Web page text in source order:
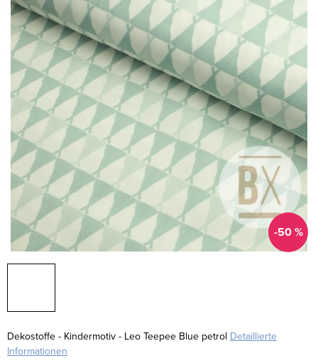
-50 %
Dekostoffe - Kindermotiv - Leo Teepee Blue petrol Detaillierte
Informationen